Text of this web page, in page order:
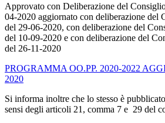
Approvato con Deliberazione del
04-2020 aggiornato con deliberazione del
del 29-06-2020, con deliberazione del
del 10-09-2020 e con deliberazione del
del 26-11-2020
PROGRAMMA OO.PP. 2020-2022
2020
Si informa inoltre che lo stesso è
sensi degli articoli 21, comma 7 e 29 del